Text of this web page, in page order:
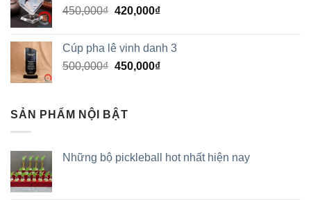
450,000₫ 420,000₫
Cúp pha lê vinh danh 3
500,000₫ 450,000₫
SẢN PHẨM NỘI BẬT
Những bộ pickleball hot nhất hiện nay